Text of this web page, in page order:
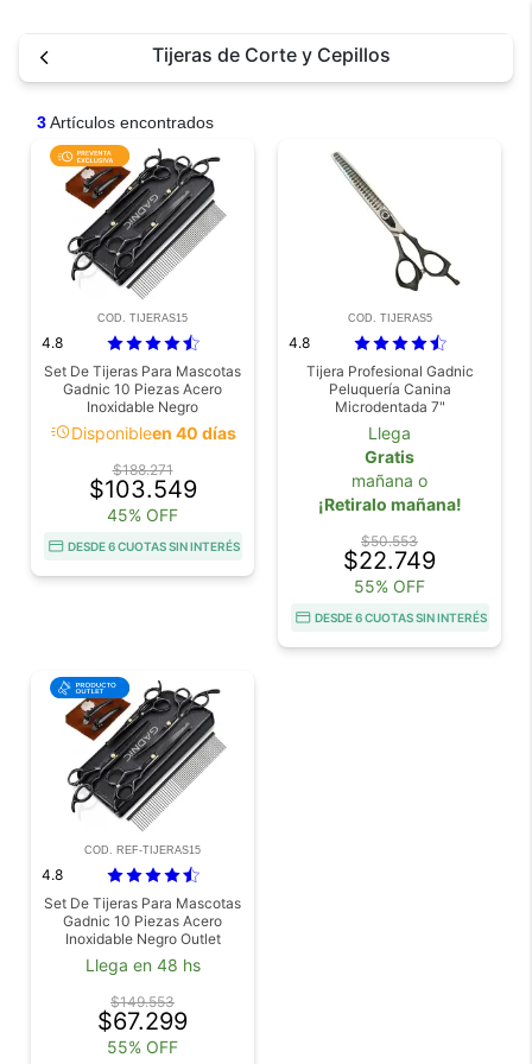
Tijeras de Corte y Cepillos
3Artículos encontrados
COD. TIJERAS15
4.8
Set De Tijeras Para Mascotas
Gadnic 10 Piezas Acero
Inoxidable Negro
acuteDisponibleen 40 días
$188.271
$103.549
45% OFF
DESDE 6 CUOTAS SIN INTERÉS
COD. TIJERAS5
4.8
Tijera Profesional Gadnic
Peluquería Canina
Microdentada 7"
Llega
Gratis
mañana o
¡Retiralo mañana!
$50.553
$22.749
55% OFF
DESDE 6 CUOTAS SIN INTERÉS
COD. REF-TIJERAS15
4.8
Set De Tijeras Para Mascotas
Gadnic 10 Piezas Acero
Inoxidable Negro Outlet
Llega en 48 hs
$149.553
$67.299
55% OFF